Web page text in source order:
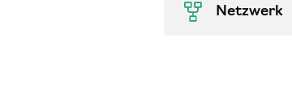
Netzwerk